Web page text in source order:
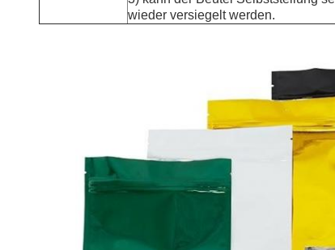
wieder versiegelt werden.